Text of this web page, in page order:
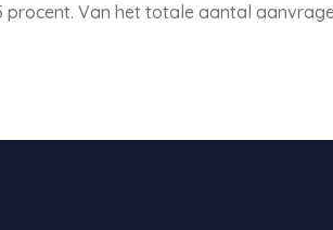
Van het totale aantal